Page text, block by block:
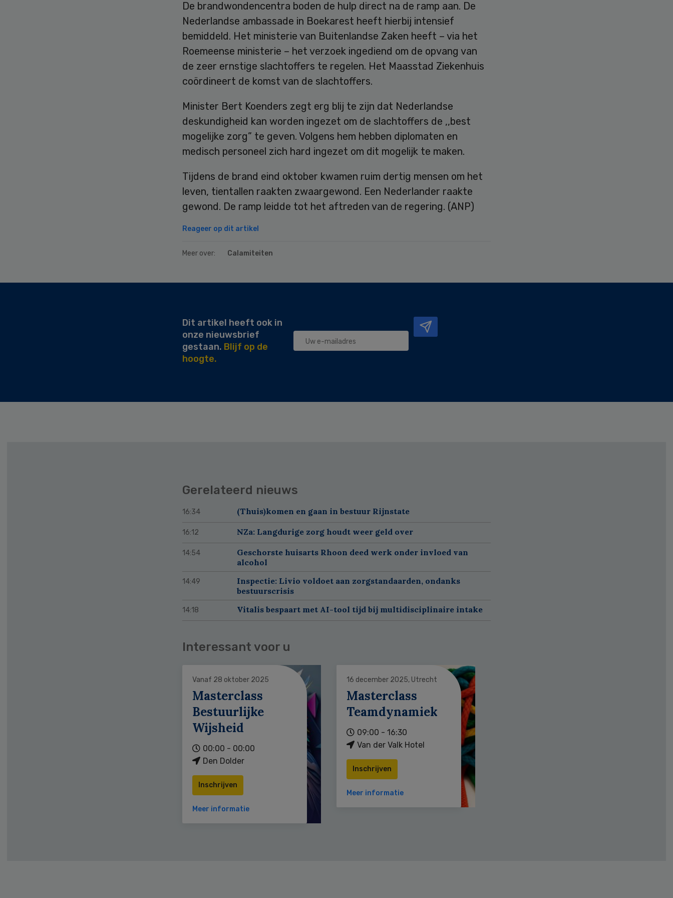
De brandwondencentra boden de hulp direct na de ramp aan. De
Nederlandse ambassade in Boekarest heeft hierbij intensief
bemiddeld. Het ministerie van Buitenlandse Zaken heeft – via het
Roemeense ministerie – het verzoek ingediend om de opvang van
de zeer ernstige slachtoffers te regelen. Het Maasstad Ziekenhuis
coördineert de komst van de slachtoffers.
Minister Bert Koenders zegt erg blij te zijn dat Nederlandse
deskundigheid kan worden ingezet om de slachtoffers de ,,best
mogelijke zorg” te geven. Volgens hem hebben diplomaten en
medisch personeel zich hard ingezet om dit mogelijk te maken.
Tijdens de brand eind oktober kwamen ruim dertig mensen om het
leven, tientallen raakten zwaargewond. Een Nederlander raakte
gewond. De ramp leidde tot het aftreden van de regering. (ANP)
Reageer op dit artikel
Meer over: Calamiteiten
Dit artikel heeft ook in
onze nieuwsbrief
gestaan. Blijf op de
hoogte.
Gerelateerd nieuws
16:34 (Thuis)komen en gaan in bestuur Rijnstate
16:12 NZa: Langdurige zorg houdt weer geld over
14:54
Geschorste huisarts Rhoon deed werk onder invloed van
alcohol
14:49
Inspectie: Livio voldoet aan zorgstandaarden, ondanks
bestuurscrisis
14:18 Vitalis bespaart met AI-tool tijd bij multidisciplinaire intake
Interessant voor u
Vanaf 28 oktober 2025
Masterclass
Bestuurlijke
Wijsheid
00:00 - 00:00
Den Dolder
Inschrijven
Meer informatie
16 december 2025, Utrecht
Masterclass
Teamdynamiek
09:00 - 16:30
Van der Valk Hotel
Inschrijven
Meer informatie